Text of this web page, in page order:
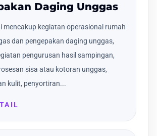
Daging Unggas
mencakup kegiatan operasional rumah
dan pengepakan daging unggas,
pengurusan hasil sampingan,
sisa atau kotoran unggas,
kulit, penyortiran...